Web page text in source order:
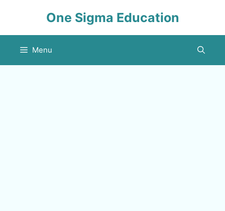
One Sigma Education
Menu